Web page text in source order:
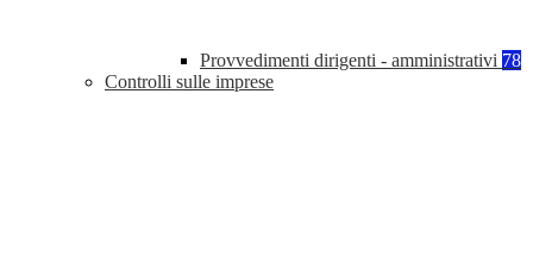
Provvedimenti dirigenti - amministrativi 78
Controlli sulle imprese